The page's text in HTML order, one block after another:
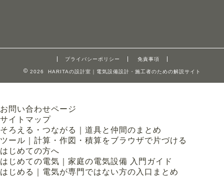
プライバシーポリシー 免責事項
2026 HARITAの設計室｜電気設備設計・施工者のための解説サイト
お問い合わせページ
サイトマップ
そろえる・つながる｜道具と仲間のまとめ
ツール｜計算・作図・積算をブラウザで片づける
はじめての方へ
はじめての電気｜家庭の電気設備 入門ガイド
はじめる｜電気が専門ではない方の入口まとめ